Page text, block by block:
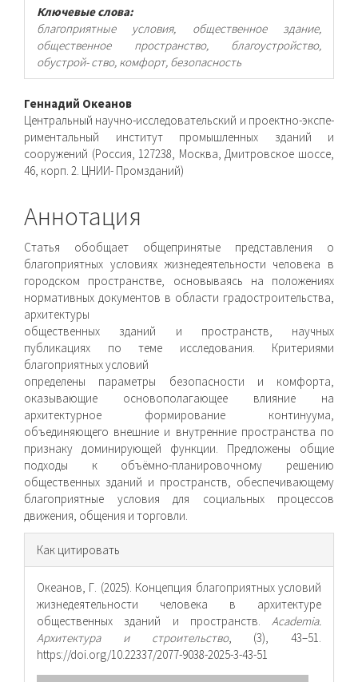
Ключевые слова:
благоприятные условия, общественное здание,
общественное пространство, благоустройство,
обустрой- ство, комфорт, безопасность
Основное
содержимое
статьи
Геннадий Океанов
Центральный научно-исследовательский и проектно-экспе-
риментальный институт промышленных зданий и
сооружений (Россия, 127238, Москва, Дмитровское шоссе,
46, корп. 2. ЦНИИ- Промзданий)
Аннотация
Статья обобщает общепринятые представления о
благоприятных условиях жизнедеятельности человека в
городском пространстве, основываясь на положениях
нормативных документов в области градостроительства,
архитектуры
общественных зданий и пространств, научных
публикациях по теме исследования. Критериями
благоприятных условий
определены параметры безопасности и комфорта,
оказывающие основополагающее влияние на
архитектурное формирование континуума,
объединяющего внешние и внутренние пространства по
признаку доминирующей функции. Предложены общие
подходы к объёмно-планировочному решению
общественных зданий и пространств, обеспечивающему
благоприятные условия для социальных процессов
движения, общения и торговли.
Информация
о статье
Как цитировать
Океанов, Г. (2025). Концепция благоприятных условий
жизнедеятельности человека в архитектуре
общественных зданий и пространств. Academia.
Архитектура и строительство, (3), 43–51.
https://doi.org/10.22337/2077-9038-2025-3-43-51